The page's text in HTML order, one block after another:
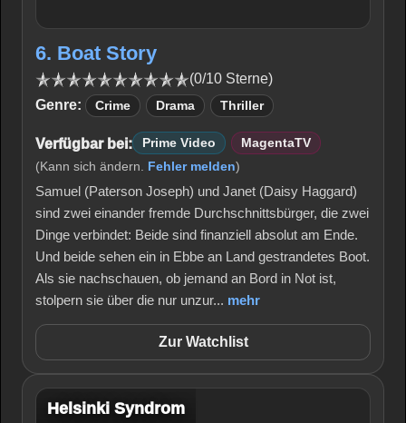
6. Boat Story
(0/10 Sterne)
Genre:
Crime Drama Thriller
Verfügbar bei: Prime Video
MagentaTV
(Kann sich ändern. Fehler melden)
Samuel (Paterson Joseph) und Janet (Daisy Haggard)
sind zwei einander fremde Durchschnittsbürger, die zwei
Dinge verbindet: Beide sind finanziell absolut am Ende.
Und beide sehen ein in Ebbe an Land gestrandetes Boot.
Als sie nachschauen, ob jemand an Bord in Not ist,
stolpern sie über die nur unzur... mehr
Zur Watchlist
Helsinki Syndrom